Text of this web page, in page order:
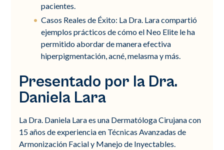
pacientes.
Casos Reales de Éxito: La Dra. Lara compartió
ejemplos prácticos de cómo el Neo Elite le ha
permitido abordar de manera efectiva
hiperpigmentación, acné, melasma y más.
Presentado por la Dra.
Daniela Lara
La Dra. Daniela Lara es una Dermatóloga Cirujana con
15 años de experiencia en Técnicas Avanzadas de
Armonización Facial y Manejo de Inyectables.